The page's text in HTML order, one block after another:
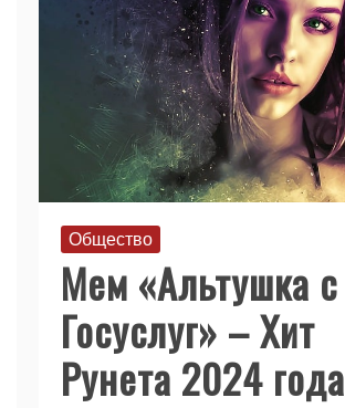
Общество
Мем «Альтушка с
Госуслуг» – Хит
Рунета 2024 года